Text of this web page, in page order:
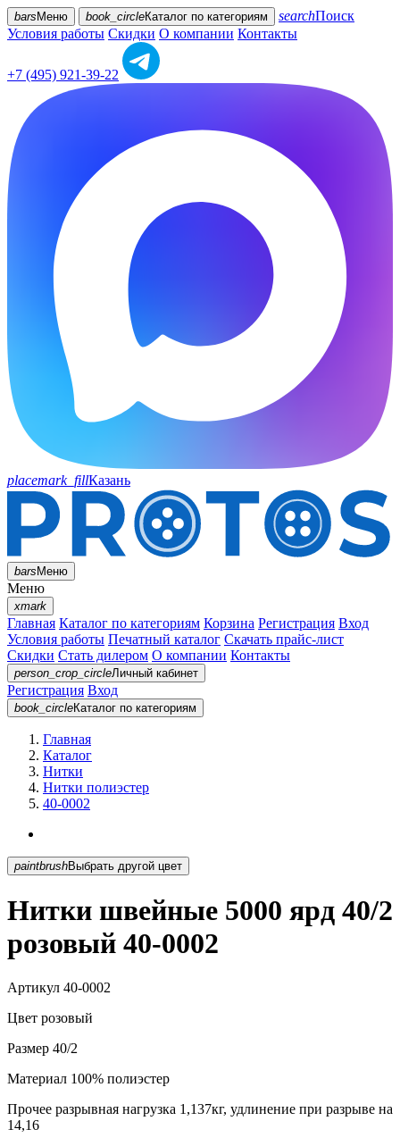
bars Меню book_circleКаталог по категориям searchПоиск
Условия работы Скидки О компании Контакты
+7 (495) 921-39-22
placemark_fillКазань
barsМеню
Меню
xmark
Главная Каталог по категориям Корзина Регистрация Вход
Условия работы Печатный каталог Скачать прайс-лист
Скидки Стать дилером О компании Контакты
person_crop_circleЛичный кабинет
Регистрация Вход
book_circleКаталог по категориям
Главная
Каталог
Нитки
Нитки полиэстер
40-0002
paintbrush Выбрать другой цвет
Нитки швейные 5000 ярд 40/2
розовый 40-0002
Артикул 40-0002
Цвет розовый
Размер 40/2
Материал 100% полиэстер
Прочее разрывная нагрузка 1,137кг, удлинение при разрыве на
14,16